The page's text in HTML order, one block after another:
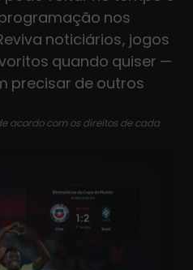
nos
noticiários, jogos
quando quiser —
precisar de outros
acordo com os direitos de cada